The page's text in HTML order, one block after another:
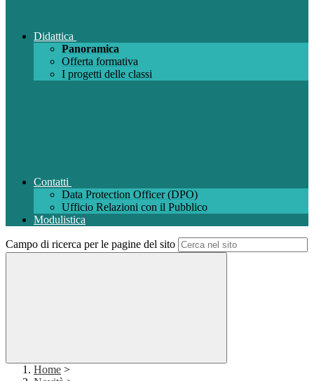
Didattica
Panoramica
Offerta formativa
I progetti delle classi
Contatti
Data Protection Officer (DPO)
Ufficio Relazioni con il Pubblico
Modulistica
Campo di ricerca per le pagine del sito
Home >